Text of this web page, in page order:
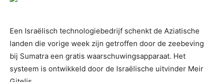
Een Israëlisch technologiebedrijf schenkt de Aziatische
landen die vorige week zijn getroffen door de zeebeving
bij Sumatra een gratis waarschuwingsapparaat. Het
systeem is ontwikkeld door de Israëlische uitvinder Meir